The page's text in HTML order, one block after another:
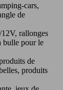
cars,
de
rallonges
bulle pour le
de
produits